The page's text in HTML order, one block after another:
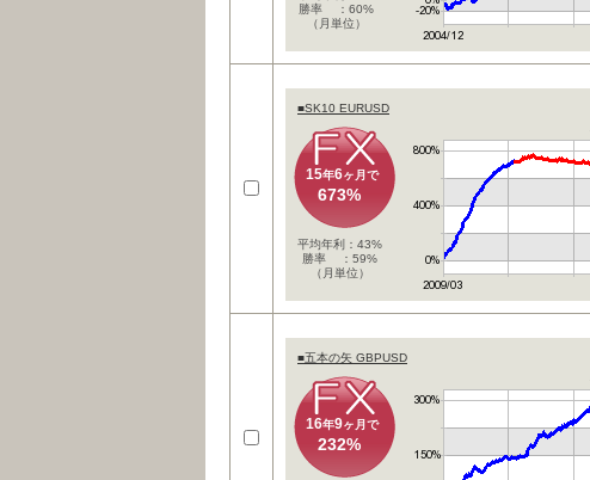
勝率 ：60%
（月単位）
■SK10 EURUSD
15年6ヶ月で
673%
平均年利：43%
勝率 ：59%
（月単位）
■五本の矢 GBPUSD
16年9ヶ月で
232%